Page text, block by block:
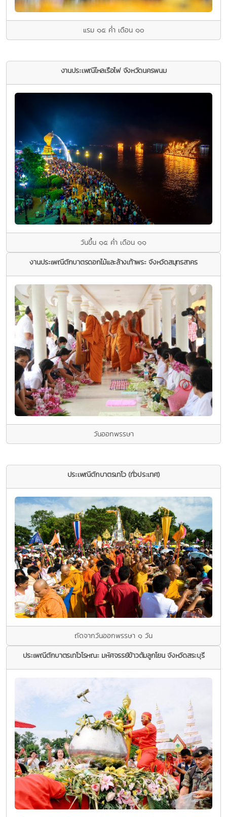
แรม ๑๕ ค่ำ เดือน ๑๐
งานประเพณีไหลเรือไฟ จังหวัดนครพนม
วันขึ้น ๑๕ ค่ำ เดือน ๑๑
งานประเพณีตักบาตรดอกไม้และล้างเท้าพระ จังหวัดสมุทรสาคร
วันออกพรรษา
ประเพณีตักบาตรเทโว (ทั่วประเทศ)
ถัดจากวันออกพรรษา ๑ วัน
ประเพณีตักบาตรเทโวโรหณะ มหัศจรรย์ข้าวต้มลูกโยน จังหวัดสระบุรี